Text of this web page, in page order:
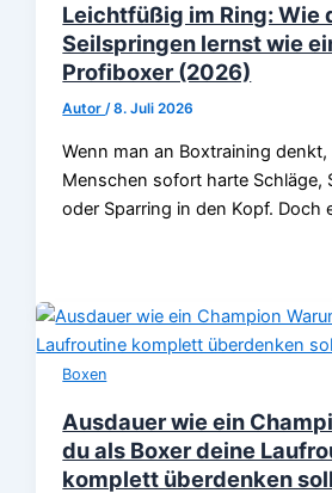
Leichtfüßig im Ring: Wie
Seilspringen lernst wie
Profiboxer (2026)
Autor/8. Juli 2026
Wenn man an Boxtraining
Menschen sofort harte Schläge,
oder Sparring in den Kopf. Doch
Boxen
Ausdauer wie ein
du als Boxer deine
komplett überdenken